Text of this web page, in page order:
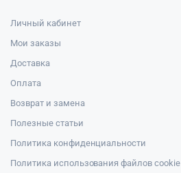
Личный кабинет
Мои заказы
Доставка
Оплата
Возврат и замена
Полезные статьи
Политика конфиденциальности
Политика использования файлов cookie